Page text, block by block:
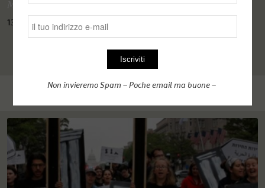
Murat Cinar,OGzero
13 Novembre 2020
Non invieremo Spam – Poche email ma buone –